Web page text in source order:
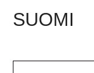
SUOMI